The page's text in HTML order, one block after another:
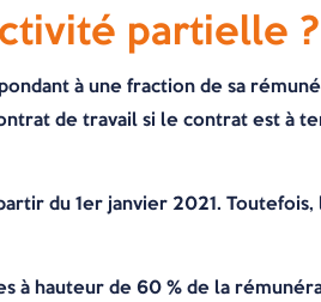
partielle ?
à une fraction de sa
de travail si le contrat est à
du 1er janvier 2021. Toutefois,
à hauteur de 60 % de la